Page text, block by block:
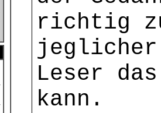
richtig
jeglicher
Leser
kann.